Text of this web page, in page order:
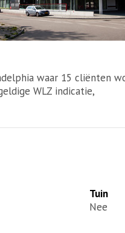
waar 15 cliënten
WLZ indicatie,
Tuin
Nee